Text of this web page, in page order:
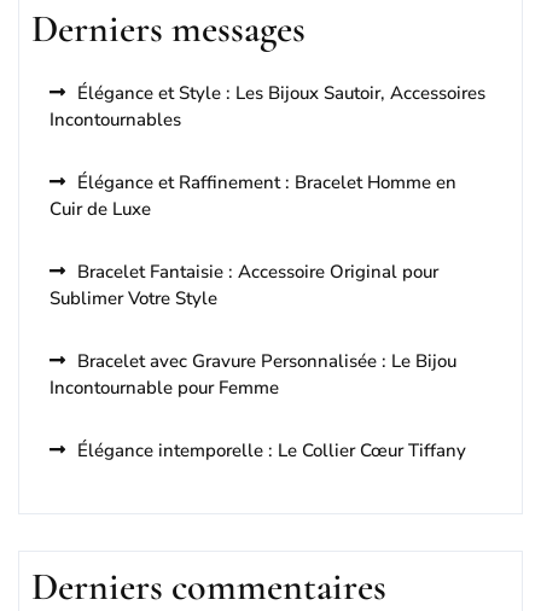
Derniers messages
Élégance et Style : Les Bijoux Sautoir, Accessoires
Incontournables
Élégance et Raffinement : Bracelet Homme en
Cuir de Luxe
Bracelet Fantaisie : Accessoire Original pour
Sublimer Votre Style
Bracelet avec Gravure Personnalisée : Le Bijou
Incontournable pour Femme
Élégance intemporelle : Le Collier Cœur Tiffany
Derniers commentaires